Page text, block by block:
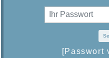
[Passwort